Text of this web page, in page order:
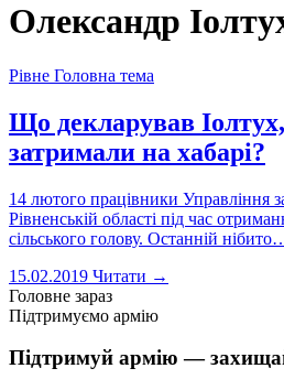
Олександр
Рівне Головна тема
Що декларував
затримали на хабарі?
14 лютого працівники Управління
Рівненській області під час
сільського голову. Останній
15.02.2019 Читати →
Головне зараз
Підтримуємо армію
Підтримуй армію —